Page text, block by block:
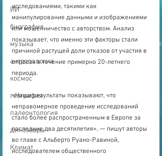
ИИ
биография
музыка
антропология
космос
география
палеонтология
динозавры
Климат
исследованиями, такими как
манипулирование данными и изображениями
или мошенничество с авторством. Анализ
показывает, что именно эти факторы стали
причиной растущей доли отказов от участия в
опросах в течение примерно 20-летнего
периода.
«Наши результаты показывают, что
неправомерное проведение исследований
стало более распространенным в Европе за
последние два десятилетия», — пишут авторы
во главе с Альберто Руано-Равиной,
исследователем общественного